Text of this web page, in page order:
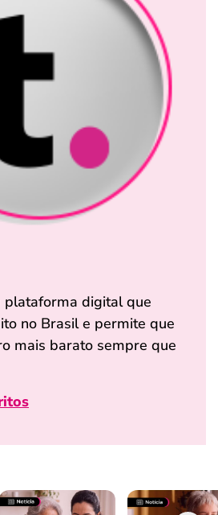
plataforma digital que
no Brasil e permite que
mais barato sempre que